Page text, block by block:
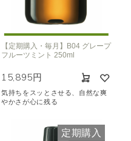
【定期購入・毎月】B04 グレープ
フルーツミント 250ml
15,895円
気持ちをスッとさせる、自然な爽
やかさが心に残る
定期購入